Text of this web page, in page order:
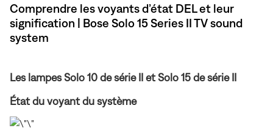
Comprendre les voyants d’état DEL et leur
signification | Bose Solo 15 Series II TV sound
system
Les lampes Solo 10 de série II et Solo 15 de série II
État du voyant du système